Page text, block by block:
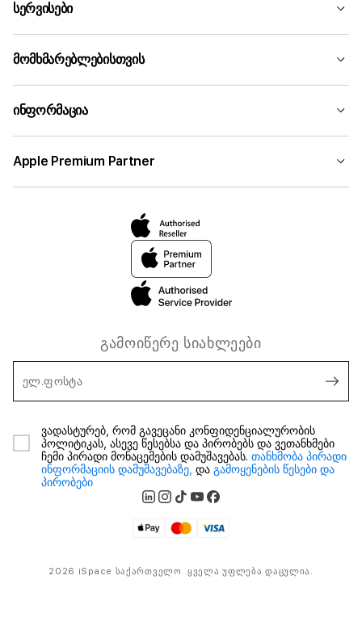
სერვისები
მომხმარებლებისთვის
ინფორმაცია
Apple Premium Partner
გამოიწერე სიახლეები
ელ.ფოსტა
ვადასტურებ, რომ გავეცანი კონფიდენციალურობის
პოლიტიკას, ასევე წესებსა და პირობებს და ვეთანხმები
ჩემი პირადი მონაცემების დამუშავებას. თანხმობა პირადი
ინფორმაციის დამუშავებაზე, და გამოყენების წესები და
პირობები
2026 iSpace საქართველო. ყველა უფლება დაცულია.